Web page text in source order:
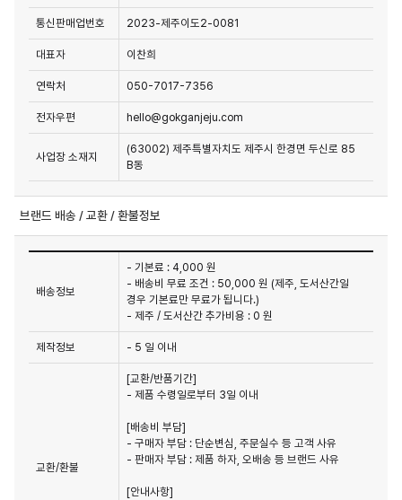
통신판매업번호 2023-제주이도2-0081
대표자 이찬희
연락처 050-7017-7356
전자우편 hello@gokganjeju.com
사업장 소재지
(63002) 제주특별자치도 제주시 한경면 두신로 85
B동
브랜드 배송 / 교환 / 환불정보
배송정보
- 기본료 : 4,000 원
- 배송비 무료 조건 : 50,000 원 (제주, 도서산간일
경우 기본료만 무료가 됩니다.)
- 제주 / 도서산간 추가비용 : 0 원
제작정보 - 5 일 이내
교환/환불
[교환/반품기간]
- 제품 수령일로부터 3일 이내
[배송비 부담]
- 구매자 부담 : 단순변심, 주문실수 등 고객 사유
- 판매자 부담 : 제품 하자, 오배송 등 브랜드 사유
[안내사항]